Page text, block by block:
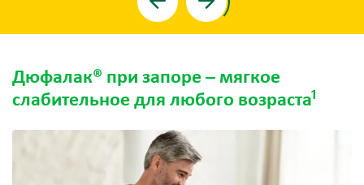
Дюфалак® при запоре – мягкое
слабительное для любого возраста
1